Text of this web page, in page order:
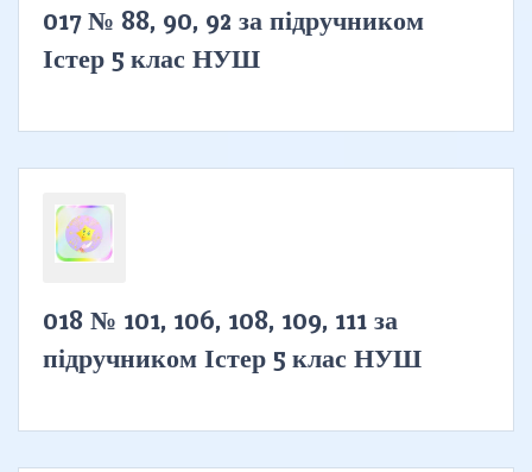
017 № 88, 90, 92 за підручником
Істер 5 клас НУШ
018 № 101, 106, 108, 109, 111 за
підручником Істер 5 клас НУШ